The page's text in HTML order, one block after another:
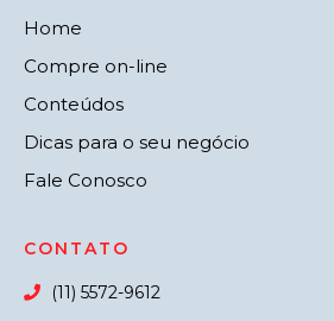
Home
Compre on-line
Conteúdos
Dicas para o seu negócio
Fale Conosco
CONTATO
(11) 5572-9612